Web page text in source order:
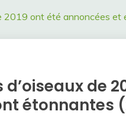
2019 ont été annoncées
de
étonnantes